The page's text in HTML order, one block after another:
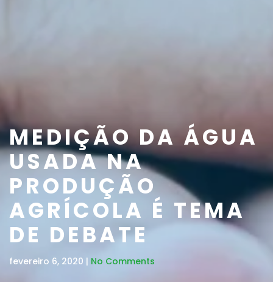
MEDIÇÃO DA ÁGUA
USADA NA
PRODUÇÃO
AGRÍCOLA É TEMA
DE DEBATE
fevereiro 6, 2020 | No Comments